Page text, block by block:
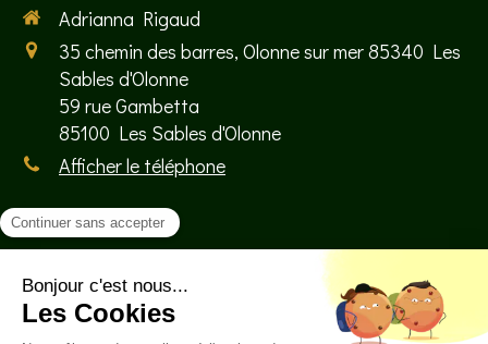
Adrianna Rigaud
35 chemin des barres, Olonne sur mer 85340 Les
Sables d'Olonne
59 rue Gambetta
85100 Les Sables d'Olonne
Afficher le téléphone
Prendre rendez-vous
Plan du site